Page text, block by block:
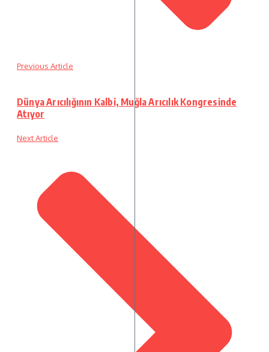
Previous Article
Dünya Arıcılığının Kalbi, Muğla Arıcılık Kongresinde
Atıyor
Next Article